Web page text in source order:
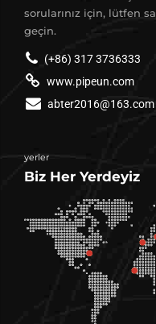
sorularınız için, lütfen
geçin.
(+86) 317 3736333
www.pipeun.com
abter2016@163.com
yerler
Biz Her Yerdeyiz